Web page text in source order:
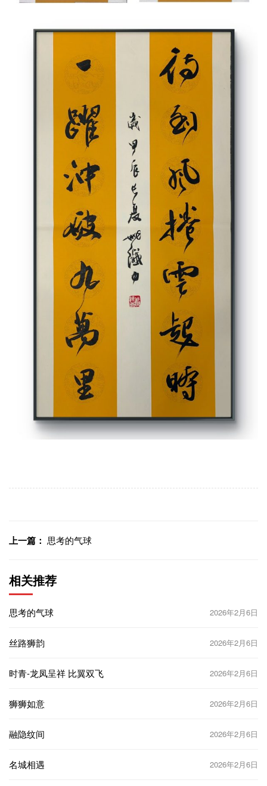
上一篇： 思考的气球
相关推荐
思考的气球 2026年2月6日
丝路狮韵 2026年2月6日
时青-龙凤呈祥 比翼双飞 2026年2月6日
狮狮如意 2026年2月6日
融隐纹间 2026年2月6日
名城相遇 2026年2月6日